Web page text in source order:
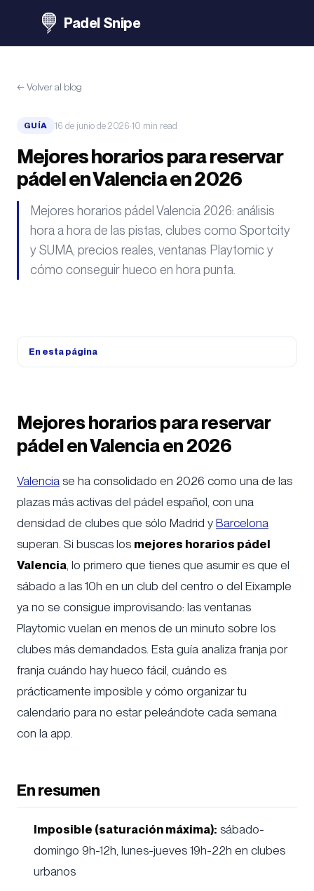
Padel Snipe
←Volver al blog
GUÍA 16 de junio de 2026·10 min read
Mejores horarios para reservar
pádel en Valencia en 2026
Mejores horarios pádel Valencia 2026: análisis
hora a hora de las pistas, clubes como Sportcity
y SUMA, precios reales, ventanas Playtomic y
cómo conseguir hueco en hora punta.
En esta página
Mejores horarios para reservar
pádel en Valencia en 2026
Valencia se ha consolidado en 2026 como una de las
plazas más activas del pádel español, con una
densidad de clubes que sólo Madrid y Barcelona
superan. Si buscas los mejores horarios pádel
Valencia , lo primero que tienes que asumir es que el
sábado a las 10h en un club del centro o del Eixample
ya no se consigue improvisando: las ventanas
Playtomic vuelan en menos de un minuto sobre los
clubes más demandados. Esta guía analiza franja por
franja cuándo hay hueco fácil, cuándo es
prácticamente imposible y cómo organizar tu
calendario para no estar peleándote cada semana
con la app.
En resumen
Imposible (saturación máxima): sábado-
domingo 9h-12h, lunes-jueves 19h-22h en clubes
urbanos